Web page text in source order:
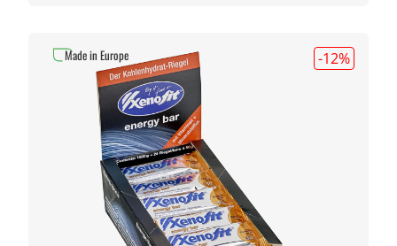
-12%
Made in Europe